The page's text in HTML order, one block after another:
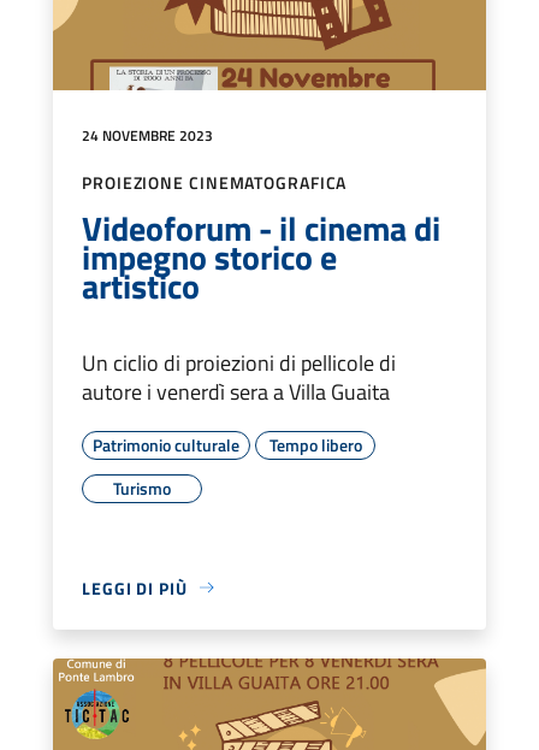
24 NOVEMBRE 2023
PROIEZIONE CINEMATOGRAFICA
Videoforum - il cinema di
impegno storico e
artistico
Un ciclio di proiezioni di pellicole di
autore i venerdì sera a Villa Guaita
Patrimonio culturale
Tempo libero
Turismo
LEGGI DI PIÙ